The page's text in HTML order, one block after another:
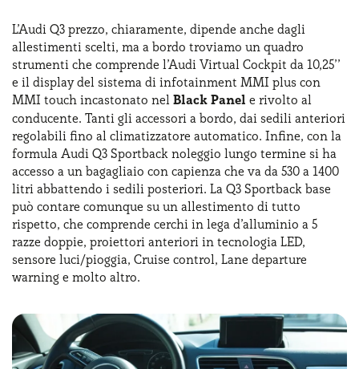
L’Audi Q3 prezzo, chiaramente, dipende anche dagli
allestimenti scelti, ma a bordo troviamo un quadro
strumenti che comprende l’Audi Virtual Cockpit da 10,25’’
e il display del sistema di infotainment MMI plus con
MMI touch incastonato nel Black Panel e rivolto al
conducente. Tanti gli accessori a bordo, dai sedili anteriori
regolabili fino al climatizzatore automatico. Infine, con la
formula Audi Q3 Sportback noleggio lungo termine si ha
accesso a un bagagliaio con capienza che va da 530 a 1400
litri abbattendo i sedili posteriori. La Q3 Sportback base
può contare comunque su un allestimento di tutto
rispetto, che comprende cerchi in lega d’alluminio a 5
razze doppie, proiettori anteriori in tecnologia LED,
sensore luci/pioggia, Cruise control, Lane departure
warning e molto altro.